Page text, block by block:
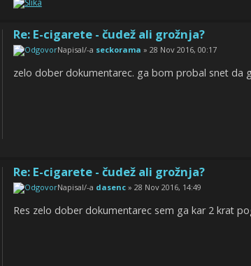
Re: E-cigarete - čudež ali grožnja?
Napisal/-a seckorama » 28 Nov 2016, 00:17
zelo dober dokumentarec. ga bom probal snet da
Re: E-cigarete - čudež ali grožnja?
Napisal/-a dasenc» 28 Nov 2016, 14:49
Res zelo dober dokumentarec sem ga kar 2 krat